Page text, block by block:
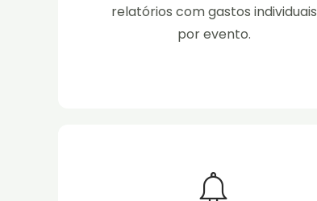
relatórios com gastos individuais
por evento.